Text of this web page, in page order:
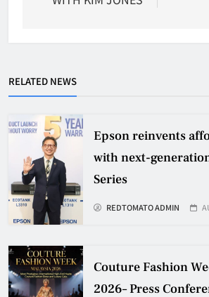
RELATED NEWS
Epson reinvents
with next-
Series
REDTOMATO ADMIN
Couture Fashion
2026– Press